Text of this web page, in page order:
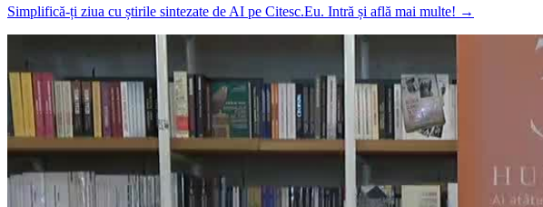
Simplifică-ți ziua cu știrile sintezate de AI pe Citesc.Eu. Intră și află mai multe! →